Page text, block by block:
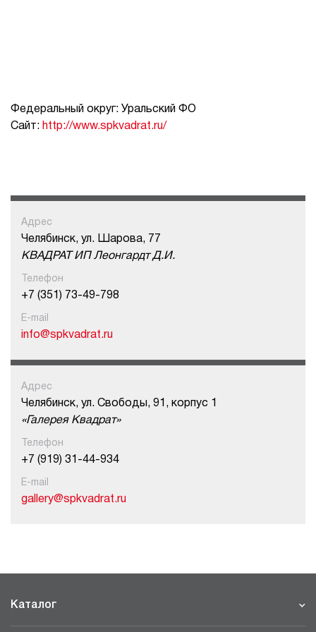
Федеральный округ: Уральский ФО
Сайт: http://www.spkvadrat.ru/
Адрес
Челябинск, ул. Шарова, 77
КВАДРАТ ИП Леонгардт Д.И.
Телефон
+7 (351) 73-49-798
E-mail
info@spkvadrat.ru
Адрес
Челябинск, ул. Свободы, 91, корпус 1
«Галерея Квадрат»
Телефон
+7 (919) 31-44-934
E-mail
gallery@spkvadrat.ru
Каталог